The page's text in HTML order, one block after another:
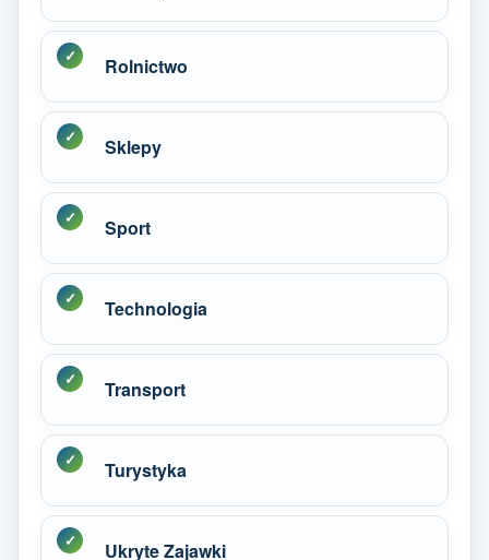
Rolnictwo
Sklepy
Sport
Technologia
Transport
Turystyka
Ukryte Zajawki